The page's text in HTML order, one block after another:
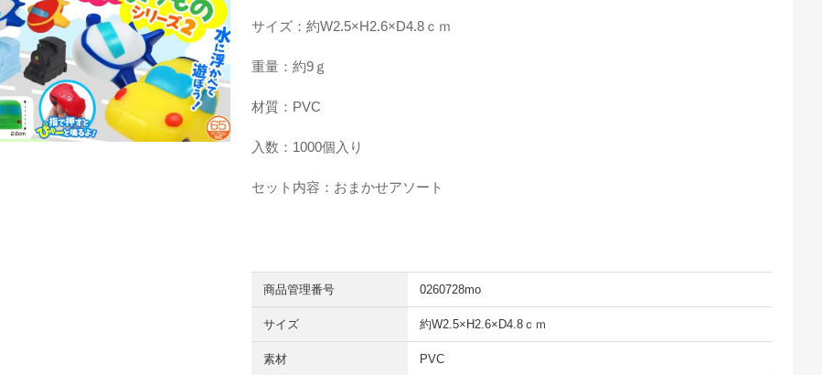
サイズ：約W2.5×H2.6×D4.8ｃｍ
重量：約9ｇ
材質：PVC
入数：1000個入り
セット内容：おまかせアソート
商品管理番号 0260728mo
サイズ 約W2.5×H2.6×D4.8ｃｍ
素材 PVC